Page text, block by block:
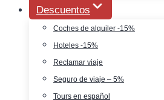
Descuentos
Coches de alquiler -15%
Hoteles -15%
Reclamar viaje
Seguro de viaje – 5%
Tours en español